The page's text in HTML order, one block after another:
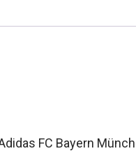
FC Bayern